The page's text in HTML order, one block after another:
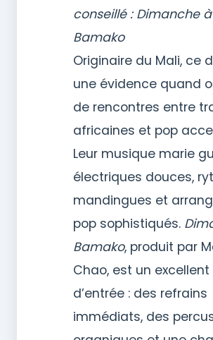
conseillé : Dimanche à
Bamako
Originaire du Mali, ce
une évidence quand
de rencontres entre
africaines et pop
Leur musique marie
électriques douces,
mandingues et
pop sophistiqués.
Bamako, produit par
Chao, est un
d’entrée : des refrains
immédiats, des